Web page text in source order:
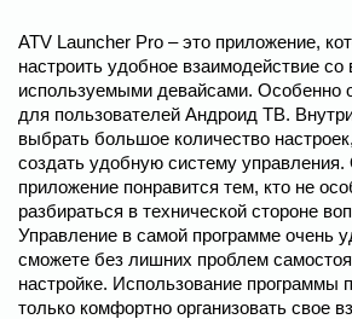
ATV Launcher Pro – это приложение,
настроить удобное взаимодействие со
используемыми девайсами. Особенно
для пользователей Андроид ТВ.
выбрать большое количество
создать удобную систему
приложение понравится тем, кто не
разбираться в технической стороне
Управление в самой программе очень
сможете без лишних проблем
настройке. Использование программы
только комфортно организовать свое